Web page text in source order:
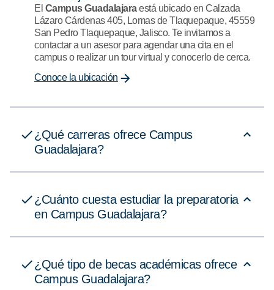
El Campus Guadalajaraestá ubicado en Calzada
Lázaro Cárdenas 405, Lomas de Tlaquepaque, 45559
San Pedro Tlaquepaque, Jalisco. Te invitamos a
contactar a un asesor para agendar una cita en el
campus o realizar un tour virtual y conocerlo de cerca.
Conoce la ubicación
¿Qué carreras ofrece Campus
Guadalajara?
¿Cuánto cuesta estudiar la preparatoria
en Campus Guadalajara?
¿Qué tipo de becas académicas ofrece
Campus Guadalajara?